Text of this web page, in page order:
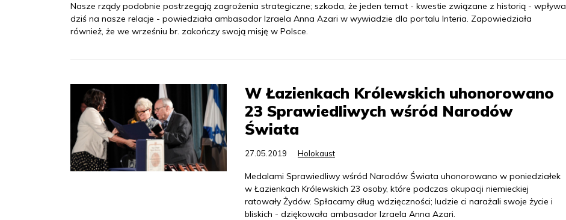
Nasze rządy podobnie postrzegają zagrożenia strategiczne; szkoda, że jeden temat - kwestie związane z historią - wpływa
dziś na nasze relacje - powiedziała ambasador Izraela Anna Azari w wywiadzie dla portalu Interia. Zapowiedziała
również, że we wrześniu br. zakończy swoją misję w Polsce.
W Łazienkach Królewskich uhonorowano
23 Sprawiedliwych wśród Narodów
Świata
27.05.2019 Holokaust
Medalami Sprawiedliwy wśród Narodów Świata uhonorowano w poniedziałek
w Łazienkach Królewskich 23 osoby, które podczas okupacji niemieckiej
ratowały Żydów. Spłacamy dług wdzięczności; ludzie ci narażali swoje życie i
bliskich - dziękowała ambasador Izraela Anna Azari.